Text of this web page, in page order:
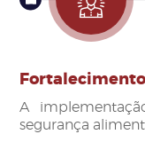
Prev
A
segurança